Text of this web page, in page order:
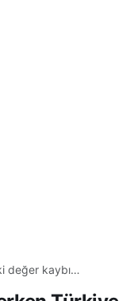
değer kaybı
gözde tatil